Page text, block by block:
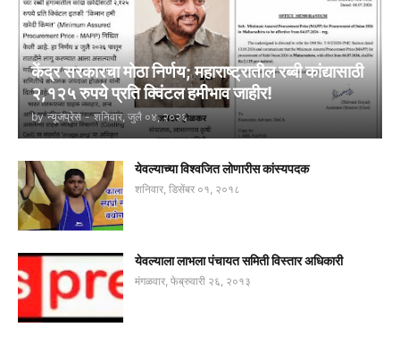
केंद्र सरकारचा मोठा निर्णय; महाराष्ट्रातील रब्बी कांद्यासाठी
२,१२५ रुपये प्रति क्विंटल हमीभाव जाहीर!
by न्यूजप्रेस - शनिवार, जुलै ०४, २०२६
येवल्याच्या विश्वजित लोणारीस कांस्यपदक
शनिवार, डिसेंबर ०१, २०१८
येवल्याला लाभला पंचायत समिती विस्तार अधिकारी
मंगळवार, फेब्रुवारी २६, २०१३